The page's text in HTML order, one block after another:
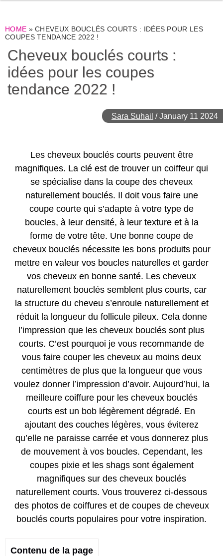
HOME »CHEVEUX BOUCLÉS COURTS : IDÉES POUR LES
COUPES TENDANCE 2022 !
Cheveux bouclés courts :
idées pour les coupes
tendance 2022 !
Sara Suhail /January 11 2024
Les cheveux bouclés courts peuvent être
magnifiques. La clé est de trouver un coiffeur qui
se spécialise dans la coupe des cheveux
naturellement bouclés. Il doit vous faire une
coupe courte qui s’adapte à votre type de
boucles, à leur densité, à leur texture et à la
forme de votre tête. Une bonne coupe de
cheveux bouclés nécessite les bons produits pour
mettre en valeur vos boucles naturelles et garder
vos cheveux en bonne santé. Les cheveux
naturellement bouclés semblent plus courts, car
la structure du cheveu s’enroule naturellement et
réduit la longueur du follicule pileux. Cela donne
l’impression que les cheveux bouclés sont plus
courts. C’est pourquoi je vous recommande de
vous faire couper les cheveux au moins deux
centimètres de plus que la longueur que vous
voulez donner l’impression d’avoir. Aujourd’hui, la
meilleure coiffure pour les cheveux bouclés
courts est un bob légèrement dégradé. En
ajoutant des couches légères, vous éviterez
qu’elle ne paraisse carrée et vous donnerez plus
de mouvement à vos boucles. Cependant, les
coupes pixie et les shags sont également
magnifiques sur des cheveux bouclés
naturellement courts. Vous trouverez ci-dessous
des photos de coiffures et de coupes de cheveux
bouclés courts populaires pour votre inspiration.
Contenu de la page